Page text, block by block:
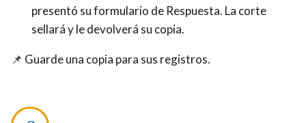
presentó su formulario de Respuesta. La corte
sellará y le devolverá su copia.
📌 Guarde una copia para sus registros.